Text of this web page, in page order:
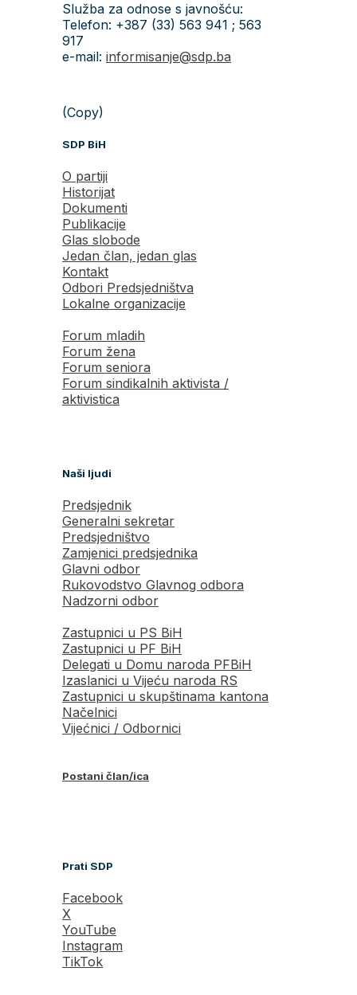
Služba za odnose s javnošću:
Telefon: +387 (33) 563 941 ; 563
917
e-mail: informisanje@sdp.ba
(Copy)
SDP BiH
O partiji
Historijat
Dokumenti
Publikacije
Glas slobode
Jedan član, jedan glas
Kontakt
Odbori Predsjedništva
Lokalne organizacije
Forum mladih
Forum žena
Forum seniora
Forum sindikalnih aktivista /
aktivistica
Naši ljudi
Predsjednik
Generalni sekretar
Predsjedništvo
Zamjenici predsjednika
Glavni odbor
Rukovodstvo Glavnog odbora
Nadzorni odbor
Zastupnici u PS BiH
Zastupnici u PF BiH
Delegati u Domu naroda PFBiH
Izaslanici u Vijeću naroda RS
Zastupnici u skupštinama kantona
Načelnici
Vijećnici / Odbornici
Postani član/ica
Prati SDP
Facebook
X
YouTube
Instagram
TikTok